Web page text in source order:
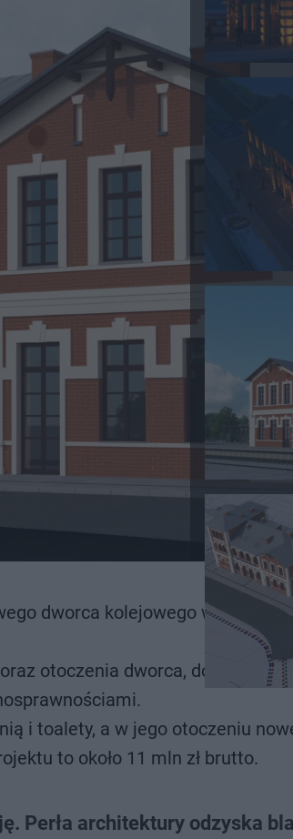
dworca kolejowego w Olkuszu,
otoczenia dworca,
i toalety, a w jego otoczeniu
to około 11 mln zł brutto.
Perła architektury odzyska